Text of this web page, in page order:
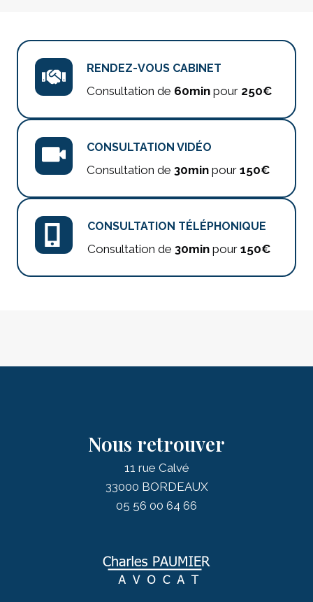
RENDEZ-VOUS CABINET
Consultation de 60min pour 250€
CONSULTATION VIDÉO
Consultation de 30min pour 150€
CONSULTATION TÉLÉPHONIQUE
Consultation de 30min pour 150€
Nous retrouver
11 rue Calvé
33000 BORDEAUX
05 56 00 64 66